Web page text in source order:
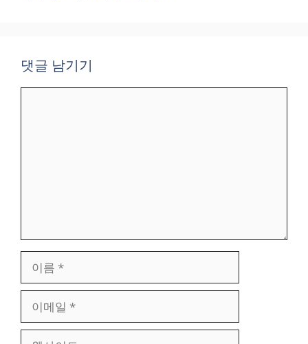
댓글 남기기
일